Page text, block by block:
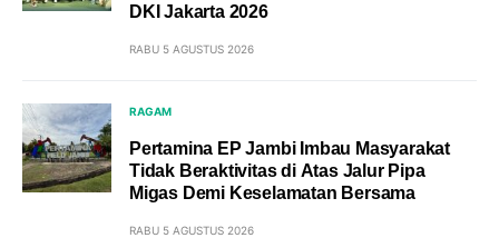
DKI Jakarta 2026
RABU 5 AGUSTUS 2026
RAGAM
Pertamina EP Jambi Imbau Masyarakat
Tidak Beraktivitas di Atas Jalur Pipa
Migas Demi Keselamatan Bersama
RABU 5 AGUSTUS 2026